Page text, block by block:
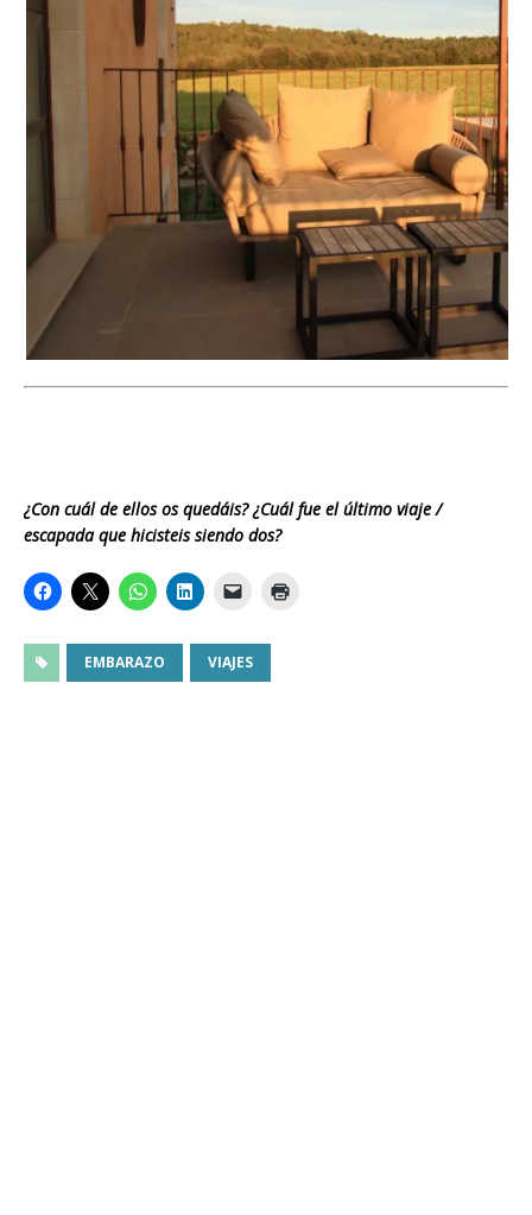
¿Con cuál de ellos os quedáis? ¿Cuál fue el último viaje /
escapada que hicisteis siendo dos?
EMBARAZO VIAJES